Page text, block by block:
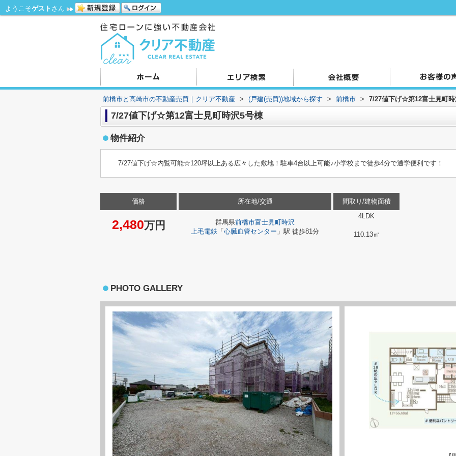
ようこそゲスト さん
前橋市と高崎市の不動産売買｜クリア不動産 > (戸建(売買))地域から探す > 前橋市 > 7/27値下げ☆第12富士見町時
7/27値下げ☆第12富士見町時沢5号棟
物件紹介
7/27値下げ☆内覧可能☆120坪以上ある広々した敷地！駐車4台以上可能♪小学校まで徒歩4分で通学便利です！
価格
2,480万円
所在地/交通
群馬県前橋市富士見町時沢
上毛電鉄 「 心臓血管センター 」駅 徒歩81分
間取り/建物面積
4LDK
110.13㎡
PHOTO GALLERY